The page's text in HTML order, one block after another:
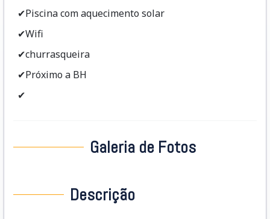
✔Piscina com aquecimento solar
✔Wifi
✔churrasqueira
✔Próximo a BH
✔
Galeria de Fotos
Descrição